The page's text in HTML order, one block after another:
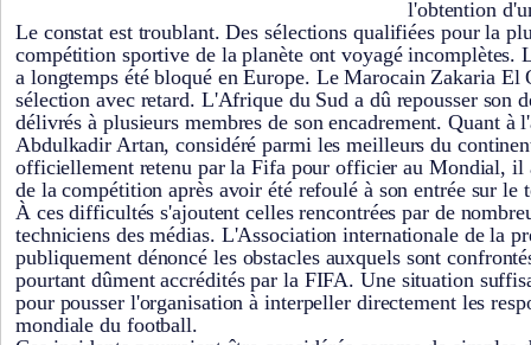
l'obtention
Le constat est troublant. Des sélections qualifiées pour la
compétition sportive de la planète ont voyagé incomplètes.
a longtemps été bloqué en Europe. Le Marocain Zakaria El
sélection avec retard. L'Afrique du Sud a dû repousser son
délivrés à plusieurs membres de son encadrement. Quant à
Abdulkadir Artan, considéré parmi les meilleurs du
officiellement retenu par la Fifa pour officier au Mondial, il
de la compétition après avoir été refoulé à son entrée sur le
À ces difficultés s'ajoutent celles rencontrées par de
techniciens des médias. L'Association internationale de la
publiquement dénoncé les obstacles auxquels sont
pourtant dûment accrédités par la FIFA. Une situation
pour pousser l'organisation à interpeller directement les
mondiale du football.